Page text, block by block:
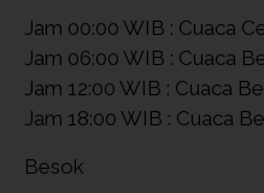
Jam 00:00 WIB : Cuaca
Jam 06:00 WIB : Cuaca
Jam 12:00 WIB : Cuaca
Jam 18:00 WIB : Cuaca
Besok